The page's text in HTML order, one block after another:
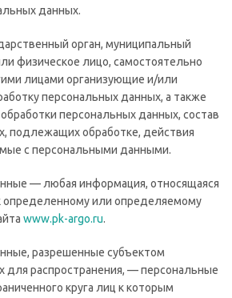
данных.
орган, муниципальный
физическое лицо, самостоятельно
лицами организующие и/или
персональных данных, а также
персональных данных, состав
подлежащих обработке, действия
с персональными данными.
— любая информация, относящаяся
определенному или определяемому
www.pk-argo.ru.
разрешенные субъектом
для распространения, — персональные
круга лиц к которым